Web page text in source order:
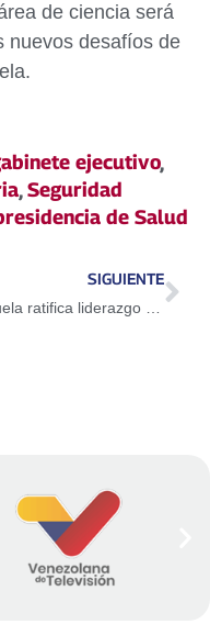
de ciencia será
nuevos desafíos de
ejecutivo,
,Seguridad
de Salud
SIGUIENTE